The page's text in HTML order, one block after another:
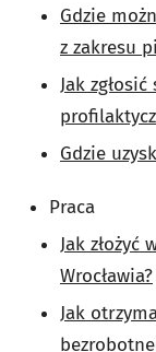
Gdzie
z zakresu
Jak
Gdzie
Praca
Jak
Wrocławia?
Jak